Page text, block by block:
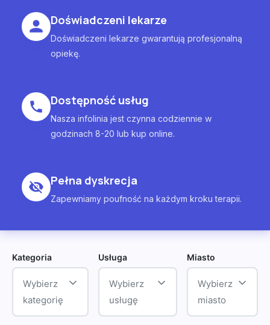
Doświadczeni lekarze
Doświadczeni lekarze gwarantują profesjonalną
opiekę.
Dostępność usług
Nasza infolinia jest czynna codziennie w
godzinach 8-20 lub kup online.
Pełna dyskrecja
Zapewniamy poufność na każdym kroku terapii.
Kategoria
Wybierz
kategorię
Usługa
Wybierz
usługę
Miasto
Wybierz
miasto